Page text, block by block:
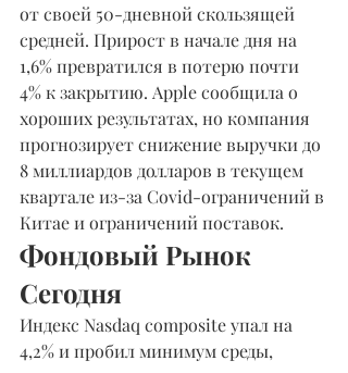
от своей 50-дневной скользящей
средней. Прирост в начале дня на
1,6% превратился в потерю почти
4% к закрытию. Apple сообщила о
хороших результатах, но компания
прогнозирует снижение выручки до
8 миллиардов долларов в текущем
квартале из-за Covid-ограничений в
Китае и ограничений поставок.
Фондовый Рынок
Сегодня
Индекс Nasdaq composite упал на
4,2% и пробил минимум среды,